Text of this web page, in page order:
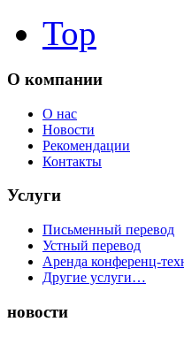
Top
О компании
O нас
Новости
Рекомендации
Контакты
Услуги
Письменный перевод
Устный перевод
Аренда конференц-
Другие услуги…
новости